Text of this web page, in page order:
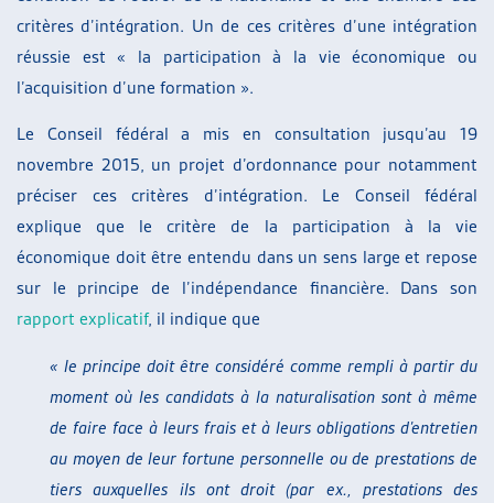
critères d’intégration. Un de ces critères d’une intégration
réussie est « la participation à la vie économique ou
l’acquisition d’une formation ».
Le Conseil fédéral a mis en consultation jusqu’au 19
novembre 2015, un projet d’ordonnance pour notamment
préciser ces critères d’intégration. Le Conseil fédéral
explique que le critère de la participation à la vie
économique doit être entendu dans un sens large et repose
sur le principe de l’indépendance financière. Dans son
rapport explicatif, il indique que
« le principe doit être considéré comme rempli à partir du
moment où les candidats à la naturalisation sont à même
de faire face à leurs frais et à leurs obligations d’entretien
au moyen de leur fortune personnelle ou de prestations de
tiers auxquelles ils ont droit (par ex., prestations des